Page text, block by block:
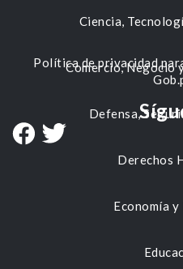
Ciencia,
Comercio, Negocio
Defensa,
Derechos
Economía y
Política de privacidad